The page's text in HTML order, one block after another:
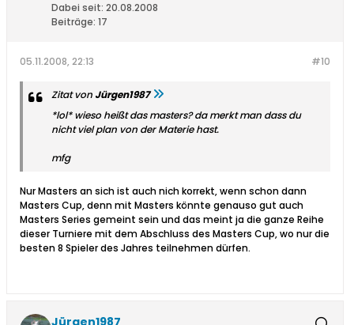
Dabei seit: 20.08.2008
Beiträge: 17
#10
05.11.2008, 22:13
Zitat von Jürgen1987
*lol* wieso heißt das masters? da merkt man dass du
nicht viel plan von der Materie hast.
mfg
Nur Masters an sich ist auch nich korrekt, wenn schon dann
Masters Cup, denn mit Masters könnte genauso gut auch
Masters Series gemeint sein und das meint ja die ganze Reihe
dieser Turniere mit dem Abschluss des Masters Cup, wo nur die
besten 8 Spieler des Jahres teilnehmen dürfen.